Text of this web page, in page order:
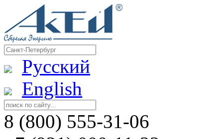
Русский
English
8 (800) 555-31-06